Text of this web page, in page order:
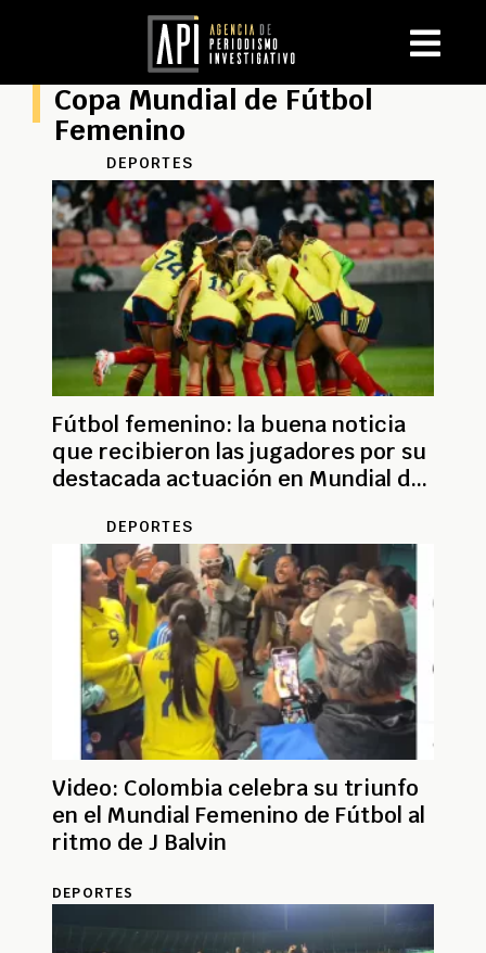
Copa Mundial de Fútbol
Femenino
DEPORTES
Fútbol femenino: la buena noticia
que recibieron las jugadores por su
destacada actuación en Mundial de
DEPORTES
Video: Colombia celebra su triunfo
en el Mundial Femenino de Fútbol al
ritmo de J Balvin
DEPORTES